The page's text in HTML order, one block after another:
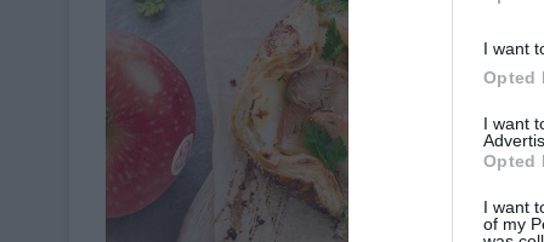
I want
Opted
I want
Opted
I want
of my
Cuisine